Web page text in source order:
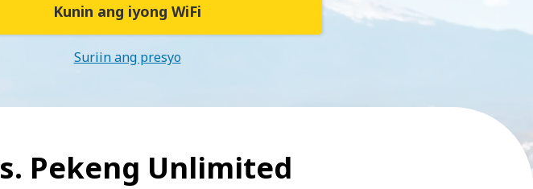
Kunin ang iyong WiFi
Suriin ang presyo
Pekeng Unlimited